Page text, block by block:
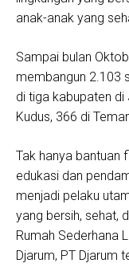
anak-anak yang
Sampai bulan
membangun 2.103
di tiga kabupaten
Kudus, 366 di
Tak hanya bantuan
edukasi dan
menjadi pelaku
yang bersih, sehat,
Rumah Sederhana
Djarum, PT Djarum